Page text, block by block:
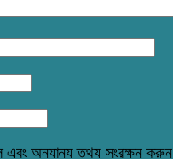
এবং অন্যান্য তথ্য সংরক্ষন করুন